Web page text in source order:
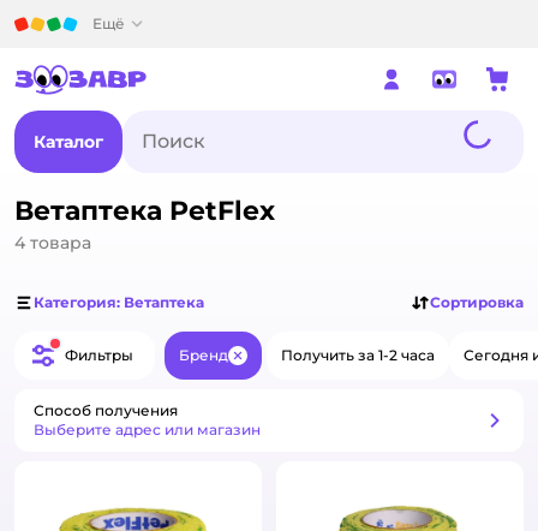
Ещё
Каталог
Ветаптека PetFlex
4 товара
Категория: Ветаптека Сортировка
Фильтры Бренд ЗакрытьПолучить за 1-2 часа Сегодня
Способ получения
Выберите адрес или магазин